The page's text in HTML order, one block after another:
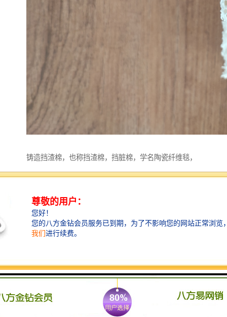
铸造挡渣棉，也称挡渣棉，挡脏棉，学名陶瓷纤维毯，
陶盾毯。铸造浇注时挡渣棉始终在浇包口处形成一条不
挡渣棉有好的隔热、保温、遮光、防作用，使用挡渣棉
******了钢铁水浇注的纯净度和浇注过程的安全性，浇
注完毕挡渣棉一扒即落